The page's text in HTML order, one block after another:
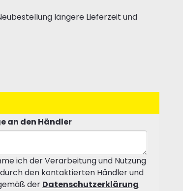
längere Lieferzeit und
an den Händler
ich der Verarbeitung und Nutzung
den kontaktierten Händler und
der Datenschutzerklärung